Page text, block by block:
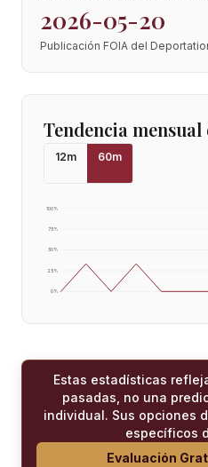
2026-05-20
Publicación FOIA del
Tendencia
12m 60m
0%
25%
50%
75%
100%
Estas estadísticas
pasadas, no una
individual. Sus opciones
específicos
Evaluación